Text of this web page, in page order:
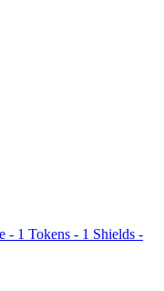
1 Tokens - 1 Shields -